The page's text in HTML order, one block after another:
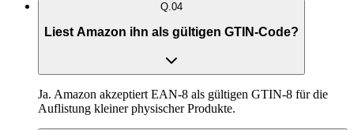
Q.04
Liest Amazon ihn als gültigen GTIN-Code?
Ja. Amazon akzeptiert EAN-8 als gültigen GTIN-8 für die
Auflistung kleiner physischer Produkte.